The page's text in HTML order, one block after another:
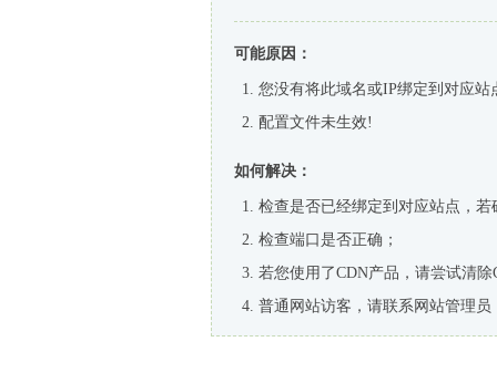
可能原因：
您没有将此域名或IP绑定到对应站
配置文件未生效!
如何解决：
检查是否已经绑定到对应站点，
检查端口是否正确；
若您使用了CDN产品，请尝试清除
普通网站访客，请联系网站管理员